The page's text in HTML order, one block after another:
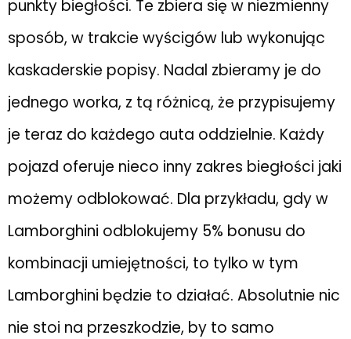
punkty biegłości. Te zbiera się w niezmienny
sposób, w trakcie wyścigów lub wykonując
kaskaderskie popisy. Nadal zbieramy je do
jednego worka, z tą różnicą, że przypisujemy
je teraz do każdego auta oddzielnie. Każdy
pojazd oferuje nieco inny zakres biegłości jaki
możemy odblokować. Dla przykładu, gdy w
Lamborghini odblokujemy 5% bonusu do
kombinacji umiejętności, to tylko w tym
Lamborghini będzie to działać. Absolutnie nic
nie stoi na przeszkodzie, by to samo